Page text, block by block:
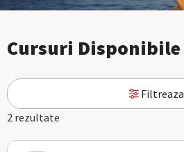
Cursuri Disponibile
Filtreaza
2 rezultate